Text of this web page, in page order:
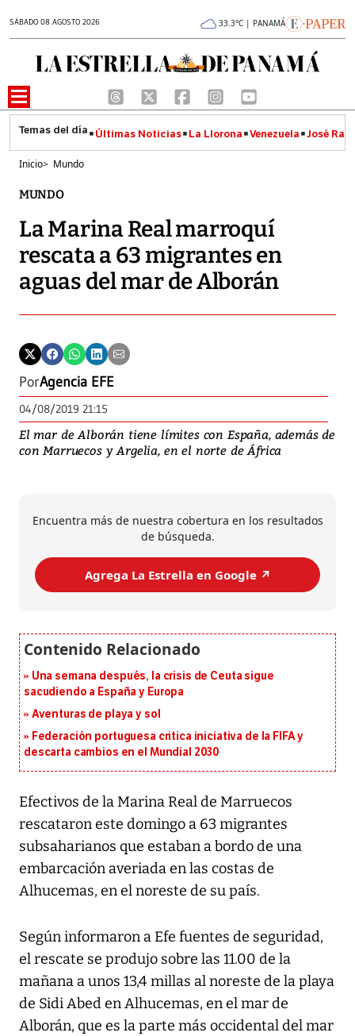
SÁBADO 08 AGOSTO 2026 33.3°C | PANAMÁ
Últimas Noticias La Llorona Venezuela José
Inicio> Mundo
MUNDO
La Marina Real marroquí
rescata a 63 migrantes en
aguas del mar de Alborán
PorAgencia EFE
04/08/2019 21:15
El mar de Alborán tiene límites con España, además de
con Marruecos y Argelia, en el norte de África
Encuentra más de nuestra cobertura en los resultados
de búsqueda.
Agrega La Estrella en Google ↗️
Una semana después, la crisis de Ceuta sigue
sacudiendo a España y Europa
Aventuras de playa y sol
Federación portuguesa critica iniciativa de la FIFA y
descarta cambios en el Mundial 2030
Efectivos de la Marina Real de Marruecos
rescataron este domingo a 63 migrantes
subsaharianos que estaban a bordo de una
embarcación averiada en las costas de
Alhucemas, en el noreste de su país.
Según informaron a Efe fuentes de seguridad,
el rescate se produjo sobre las 11.00 de la
mañana a unos 13,4 millas al noreste de la playa
de Sidi Abed en Alhucemas, en el mar de
Alborán, que es la parte más occidental del mar